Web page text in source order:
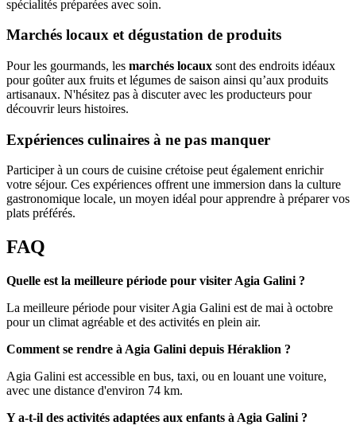
spécialités préparées avec soin.
Marchés locaux et dégustation de produits
Pour les gourmands, les marchés locaux sont des endroits idéaux
pour goûter aux fruits et légumes de saison ainsi qu’aux produits
artisanaux. N'hésitez pas à discuter avec les producteurs pour
découvrir leurs histoires.
Expériences culinaires à ne pas manquer
Participer à un cours de cuisine crétoise peut également enrichir
votre séjour. Ces expériences offrent une immersion dans la culture
gastronomique locale, un moyen idéal pour apprendre à préparer vos
plats préférés.
FAQ
Quelle est la meilleure période pour visiter Agia Galini ?
La meilleure période pour visiter Agia Galini est de mai à octobre
pour un climat agréable et des activités en plein air.
Comment se rendre à Agia Galini depuis Héraklion ?
Agia Galini est accessible en bus, taxi, ou en louant une voiture,
avec une distance d'environ 74 km.
Y a-t-il des activités adaptées aux enfants à Agia Galini ?